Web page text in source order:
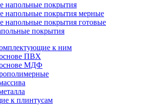
напольные покрытия
напольные покрытия мерные
напольные покрытия готовые
покрытия
к ним
ПВХ
МДФ
к плинтусам